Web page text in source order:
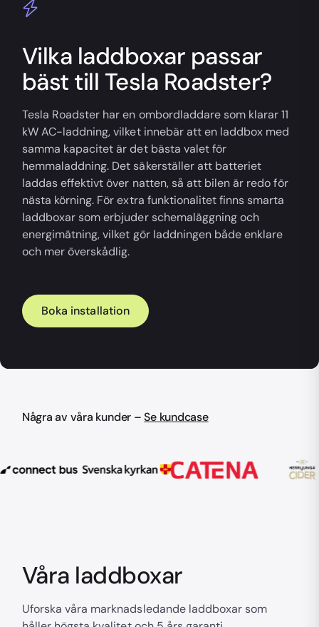
Vilka laddboxar passar
bäst till Tesla Roadster?
Tesla Roadster har en ombordladdare som klarar 11
kW AC-laddning, vilket innebär att en laddbox med
samma kapacitet är det bästa valet för
hemmaladdning. Det säkerställer att batteriet
laddas effektivt över natten, så att bilen är redo för
nästa körning. För extra funktionalitet finns smarta
laddboxar som erbjuder schemaläggning och
energimätning, vilket gör laddningen både enklare
och mer överskådlig.
Boka installation
Några av våra kunder –Se kundcase
Våra laddboxar
Uforska våra marknadsledande laddboxar som